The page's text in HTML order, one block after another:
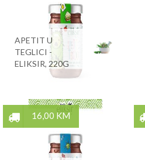
APETIT U
TEGLICI -
ELIKSIR, 220G
16,00 KM